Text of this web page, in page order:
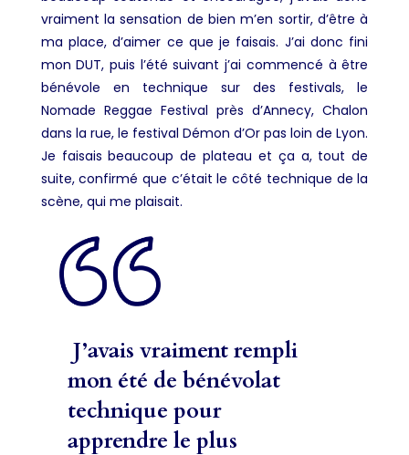
vraiment la sensation de bien m’en sortir, d’être à
ma place, d’aimer ce que je faisais. J’ai donc fini
mon DUT, puis l’été suivant j’ai commencé à être
bénévole en technique sur des festivals, le
Nomade Reggae Festival près d’Annecy, Chalon
dans la rue, le festival Démon d’Or pas loin de Lyon.
Je faisais beaucoup de plateau et ça a, tout de
suite, confirmé que c’était le côté technique de la
scène, qui me plaisait.
J’avais vraiment rempli
mon été de bénévolat
technique pour
apprendre le plus